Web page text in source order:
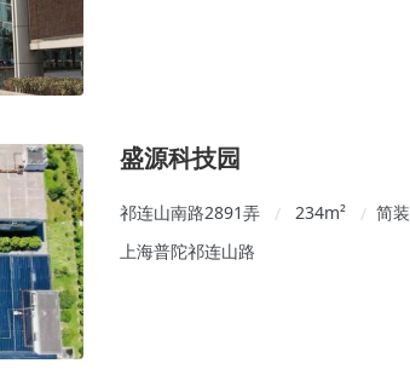
盛源科技园
祁连山南路2891弄 / 234m² / 简装
上海普陀祁连山路